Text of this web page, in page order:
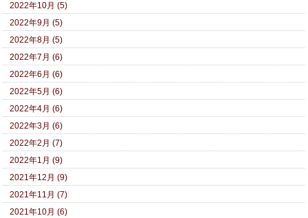
2022年10月 (5)
2022年9月 (5)
2022年8月 (5)
2022年7月 (6)
2022年6月 (6)
2022年5月 (6)
2022年4月 (6)
2022年3月 (6)
2022年2月 (7)
2022年1月 (9)
2021年12月 (9)
2021年11月 (7)
2021年10月 (6)